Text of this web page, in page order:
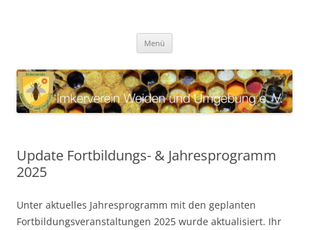
Umgebung e. V.
Menü
Update Fortbildungs- & Jahresprogramm
2025
Unter aktuelles Jahresprogramm mit den geplanten
Fortbildungsveranstaltungen 2025 wurde aktualisiert. Ihr